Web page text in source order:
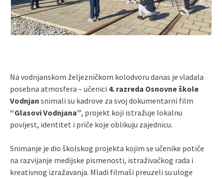
Na vodnjanskom željezničkom kolodvoru danas je vladala
posebna atmosfera – učenici 4. razreda Osnovne škole
Vodnjan snimali su kadrove za svoj dokumentarni film
“Glasovi Vodnjana”, projekt koji istražuje lokalnu
povijest, identitet i priče koje oblikuju zajednicu.
Snimanje je dio školskog projekta kojim se učenike potiče
na razvijanje medijske pismenosti, istraživačkog rada i
kreativnog izražavanja. Mladi filmaši preuzeli su uloge